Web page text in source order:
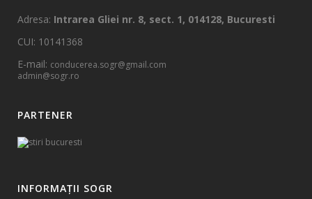
Adresa: Intrarea Gliei nr. 8, sect. 1, 014128, Bucuresti
CUI: 10141368
E-mail: conducerea.sogr@gmail.com
admin@sogr.ro
PARTENER
INFORMAȚII SOGR